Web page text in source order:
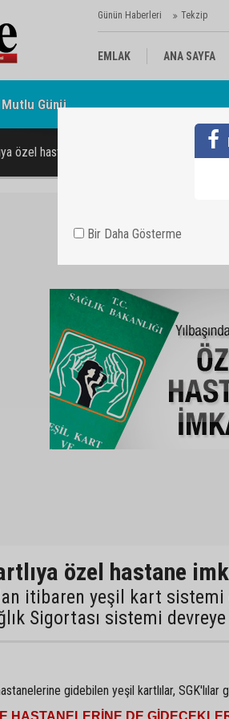
Günün Haberleri Tekzip
EMLAK ANA SAYFA
Sesi Ankara Kalkınma Ajansı'nda
özel hastane imkanı
özel hastane
itibaren yeşil kart
Sigortası sistemi
gidebilen yeşil kartlılar,
HASTANELERİNE DE
Bir Daha Gösterme